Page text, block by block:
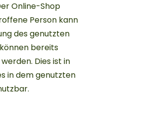
Online-Shop
Person kann
des genutzten
bereits
Dies ist in
in dem genutzten